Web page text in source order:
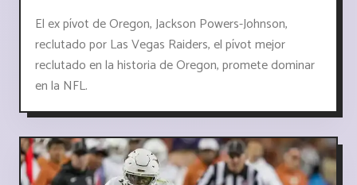
El ex pívot de Oregon, Jackson Powers-Johnson,
reclutado por Las Vegas Raiders, el pívot mejor
reclutado en la historia de Oregon, promete dominar
en la NFL.